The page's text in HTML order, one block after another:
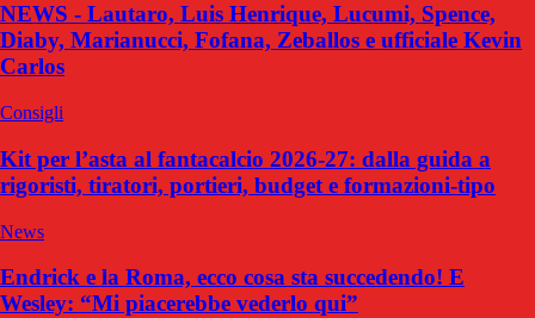
NEWS - Lautaro, Luis Henrique, Lucumi, Spence,
Diaby, Marianucci, Fofana, Zeballos e ufficiale Kevin
Carlos
Consigli
Kit per l’asta al fantacalcio 2026-27: dalla guida a
rigoristi, tiratori, portieri, budget e formazioni-tipo
News
Endrick e la Roma, ecco cosa sta succedendo! E
Wesley: “Mi piacerebbe vederlo qui”